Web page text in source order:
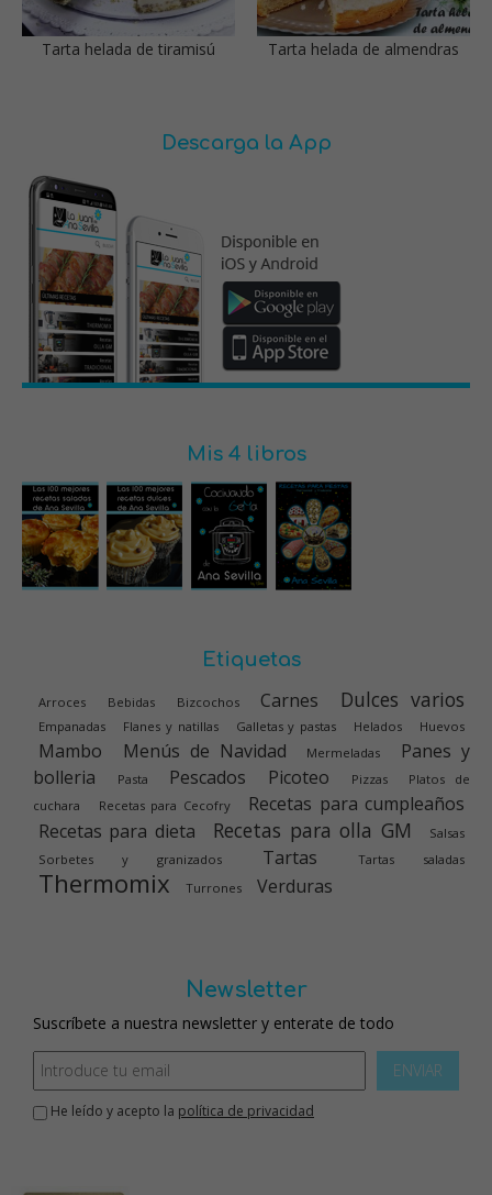
Tarta helada de tiramisú Tarta helada de almendras
Descarga la App
Mis 4 libros
Etiquetas
Arroces Bebidas Bizcochos Carnes Dulces varios
Empanadas Flanes y natillas Galletas y pastas Helados Huevos
Mambo Menús de Navidad Mermeladas
Panes y
bolleria
Pasta Pescados Picoteo Pizzas
Platos de
cuchara
Recetas para Cecofry
Recetas para cumpleaños
Recetas para dieta
Recetas para olla GM
Salsas
Sorbetes y granizados
Tartas Tartas saladas
Thermomix Turrones Verduras
Newsletter
Suscríbete a nuestra newsletter y enterate de todo
ENVIAR
He leído y acepto la política de privacidad